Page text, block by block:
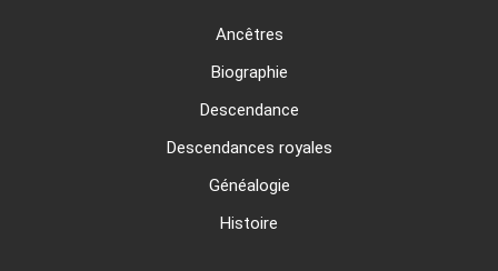
Ancêtres
Biographie
Descendance
Descendances royales
Généalogie
Histoire